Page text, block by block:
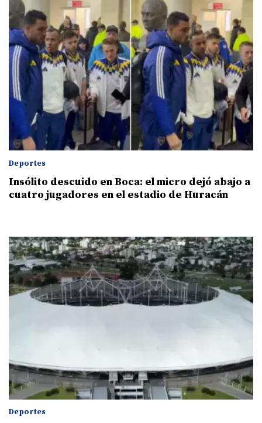
Deportes
Insólito descuido en Boca: el micro dejó abajo a
cuatro jugadores en el estadio de Huracán
Deportes